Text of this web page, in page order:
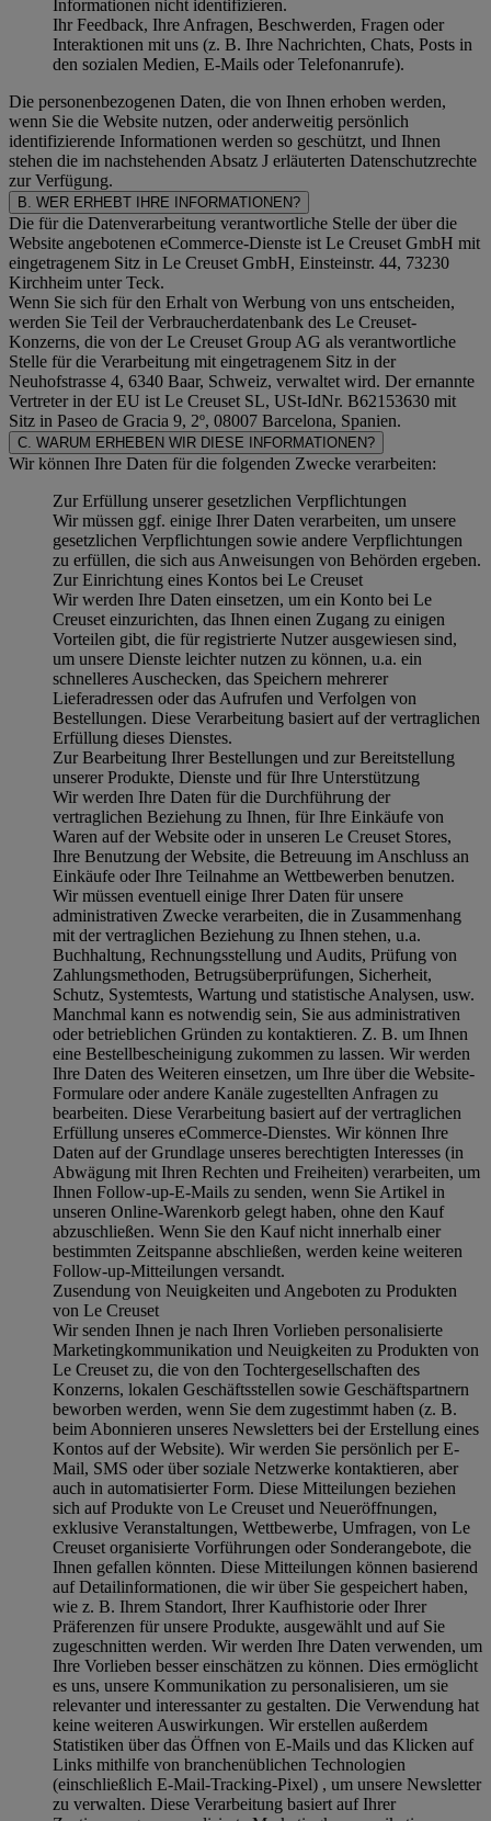
Informationen nicht identifizieren.
Ihr Feedback, Ihre Anfragen, Beschwerden, Fragen oder
Interaktionen mit uns (z. B. Ihre Nachrichten, Chats, Posts in
den sozialen Medien, E-Mails oder Telefonanrufe).
Die personenbezogenen Daten, die von Ihnen erhoben werden,
wenn Sie die Website nutzen, oder anderweitig persönlich
identifizierende Informationen werden so geschützt, und Ihnen
stehen die im nachstehenden Absatz J erläuterten Datenschutzrechte
zur Verfügung.
B. WER ERHEBT IHRE INFORMATIONEN?
Die für die Datenverarbeitung verantwortliche Stelle der über die
Website angebotenen eCommerce-Dienste ist Le Creuset GmbH mit
eingetragenem Sitz in Le Creuset GmbH, Einsteinstr. 44, 73230
Kirchheim unter Teck.
Wenn Sie sich für den Erhalt von Werbung von uns entscheiden,
werden Sie Teil der Verbraucherdatenbank des Le Creuset-
Konzerns, die von der Le Creuset Group AG als verantwortliche
Stelle für die Verarbeitung mit eingetragenem Sitz in der
Neuhofstrasse 4, 6340 Baar, Schweiz, verwaltet wird. Der ernannte
Vertreter in der EU ist Le Creuset SL, USt-IdNr. B62153630 mit
Sitz in Paseo de Gracia 9, 2º, 08007 Barcelona, Spanien.
C. WARUM ERHEBEN WIR DIESE INFORMATIONEN?
Wir können Ihre Daten für die folgenden Zwecke verarbeiten:
Zur Erfüllung unserer gesetzlichen Verpflichtungen
Wir müssen ggf. einige Ihrer Daten verarbeiten, um unsere
gesetzlichen Verpflichtungen sowie andere Verpflichtungen
zu erfüllen, die sich aus Anweisungen von Behörden ergeben.
Zur Einrichtung eines Kontos bei Le Creuset
Wir werden Ihre Daten einsetzen, um ein Konto bei Le
Creuset einzurichten, das Ihnen einen Zugang zu einigen
Vorteilen gibt, die für registrierte Nutzer ausgewiesen sind,
um unsere Dienste leichter nutzen zu können, u.a. ein
schnelleres Auschecken, das Speichern mehrerer
Lieferadressen oder das Aufrufen und Verfolgen von
Bestellungen. Diese Verarbeitung basiert auf der vertraglichen
Erfüllung dieses Dienstes.
Zur Bearbeitung Ihrer Bestellungen und zur Bereitstellung
unserer Produkte, Dienste und für Ihre Unterstützung
Wir werden Ihre Daten für die Durchführung der
vertraglichen Beziehung zu Ihnen, für Ihre Einkäufe von
Waren auf der Website oder in unseren Le Creuset Stores,
Ihre Benutzung der Website, die Betreuung im Anschluss an
Einkäufe oder Ihre Teilnahme an Wettbewerben benutzen.
Wir müssen eventuell einige Ihrer Daten für unsere
administrativen Zwecke verarbeiten, die in Zusammenhang
mit der vertraglichen Beziehung zu Ihnen stehen, u.a.
Buchhaltung, Rechnungsstellung und Audits, Prüfung von
Zahlungsmethoden, Betrugsüberprüfungen, Sicherheit,
Schutz, Systemtests, Wartung und statistische Analysen, usw.
Manchmal kann es notwendig sein, Sie aus administrativen
oder betrieblichen Gründen zu kontaktieren. Z. B. um Ihnen
eine Bestellbescheinigung zukommen zu lassen. Wir werden
Ihre Daten des Weiteren einsetzen, um Ihre über die Website-
Formulare oder andere Kanäle zugestellten Anfragen zu
bearbeiten. Diese Verarbeitung basiert auf der vertraglichen
Erfüllung unseres eCommerce-Dienstes. Wir können Ihre
Daten auf der Grundlage unseres berechtigten Interesses (in
Abwägung mit Ihren Rechten und Freiheiten) verarbeiten, um
Ihnen Follow-up-E-Mails zu senden, wenn Sie Artikel in
unseren Online-Warenkorb gelegt haben, ohne den Kauf
abzuschließen. Wenn Sie den Kauf nicht innerhalb einer
bestimmten Zeitspanne abschließen, werden keine weiteren
Follow-up-Mitteilungen versandt.
Zusendung von Neuigkeiten und Angeboten zu Produkten
von Le Creuset
Wir senden Ihnen je nach Ihren Vorlieben personalisierte
Marketingkommunikation und Neuigkeiten zu Produkten von
Le Creuset zu, die von den Tochtergesellschaften des
Konzerns, lokalen Geschäftsstellen sowie Geschäftspartnern
beworben werden, wenn Sie dem zugestimmt haben (z. B.
beim Abonnieren unseres Newsletters bei der Erstellung eines
Kontos auf der Website). Wir werden Sie persönlich per E-
Mail, SMS oder über soziale Netzwerke kontaktieren, aber
auch in automatisierter Form. Diese Mitteilungen beziehen
sich auf Produkte von Le Creuset und Neueröffnungen,
exklusive Veranstaltungen, Wettbewerbe, Umfragen, von Le
Creuset organisierte Vorführungen oder Sonderangebote, die
Ihnen gefallen könnten. Diese Mitteilungen können basierend
auf Detailinformationen, die wir über Sie gespeichert haben,
wie z. B. Ihrem Standort, Ihrer Kaufhistorie oder Ihrer
Präferenzen für unsere Produkte, ausgewählt und auf Sie
zugeschnitten werden. Wir werden Ihre Daten verwenden, um
Ihre Vorlieben besser einschätzen zu können. Dies ermöglicht
es uns, unsere Kommunikation zu personalisieren, um sie
relevanter und interessanter zu gestalten. Die Verwendung hat
keine weiteren Auswirkungen. Wir erstellen außerdem
Statistiken über das Öffnen von E-Mails und das Klicken auf
Links mithilfe von branchenüblichen Technologien
(einschließlich E-Mail-Tracking-Pixel) , um unsere Newsletter
zu verwalten. Diese Verarbeitung basiert auf Ihrer